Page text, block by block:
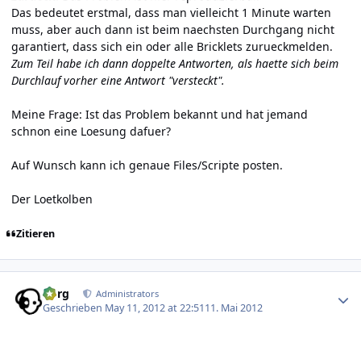
Das bedeutet erstmal, dass man vielleicht 1 Minute warten
muss, aber auch dann ist beim naechsten Durchgang nicht
garantiert, dass sich ein oder alle Bricklets zurueckmelden.
Zum Teil habe ich dann doppelte Antworten, als haette sich beim
Durchlauf vorher eine Antwort "versteckt".
Meine Frage: Ist das Problem bekannt und hat jemand
schnon eine Loesung dafuer?
Auf Wunsch kann ich genaue Files/Scripte posten.
Der Loetkolben
Zitieren
borg Administrators
Geschrieben May 11, 2012 at 22:5111. Mai 2012